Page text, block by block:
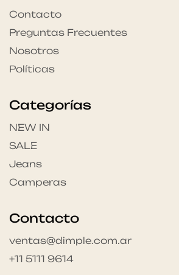
Contacto
Preguntas Frecuentes
Nosotros
Políticas
Categorías
NEW IN
SALE
Jeans
Camperas
Contacto
ventas@dimple.com.ar
+11 5111 9614